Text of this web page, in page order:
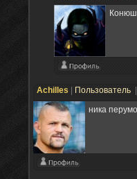
Achilles Пользователь
ника